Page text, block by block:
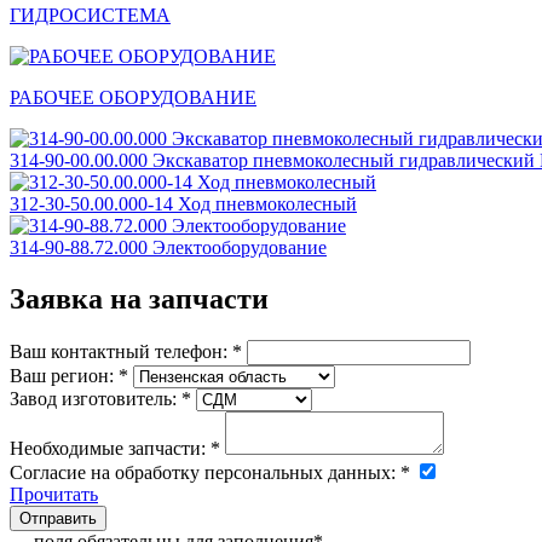
ГИДРОСИСТЕМА
РАБОЧЕЕ ОБОРУДОВАНИЕ
314-90-00.00.000 Экскаватор пневмоколесный
312-30-50.00.000-14 Ход пневмоколесный
314-90-88.72.000 Электооборудование
Заявка на запчасти
Ваш контактный телефон: *
Ваш регион: *
Завод изготовитель: *
Необходимые запчасти: *
Согласие на обработку персональных данных: *
Прочитать